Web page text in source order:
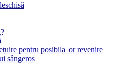
pentru posibila lor revenire
sângeros